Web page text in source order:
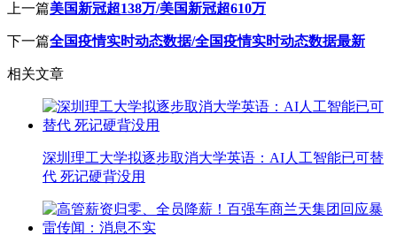
上一篇美国新冠超138万/美国新冠超610万
下一篇全国疫情实时动态数据/全国疫情实时动态数据最新
相关文章
深圳理工大学拟逐步取消大学英语：AI人工智能已可替
代 死记硬背没用